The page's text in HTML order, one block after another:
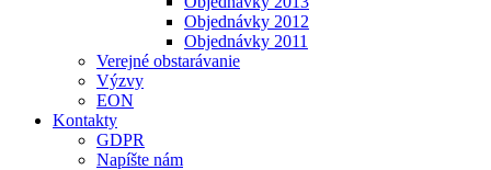
Objednávky 2012
Objednávky 2011
Verejné obstarávanie
Výzvy
EON
Kontakty
GDPR
Napíšte nám